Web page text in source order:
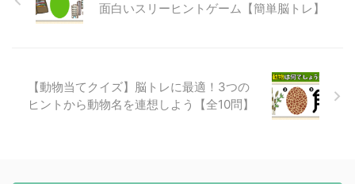
面白いスリーヒントゲーム【簡単脳トレ】
【動物当てクイズ】脳トレに最適！3つの
ヒントから動物名を連想しよう【全10問】